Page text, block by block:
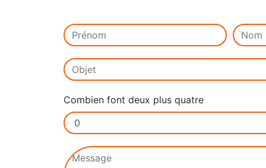
Combien font deux plus quatre